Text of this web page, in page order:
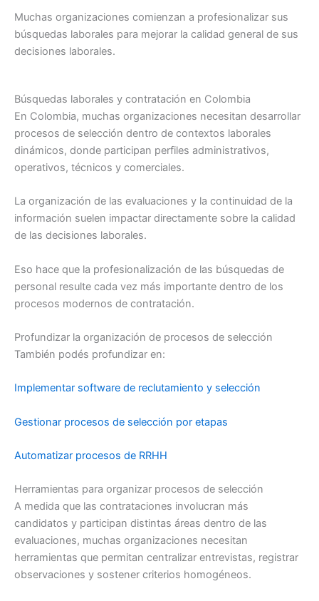
Muchas organizaciones comienzan a profesionalizar sus
búsquedas laborales para mejorar la calidad general de sus
decisiones laborales.
Búsquedas laborales y contratación en Colombia
En Colombia, muchas organizaciones necesitan desarrollar
procesos de selección dentro de contextos laborales
dinámicos, donde participan perfiles administrativos,
operativos, técnicos y comerciales.
La organización de las evaluaciones y la continuidad de la
información suelen impactar directamente sobre la calidad
de las decisiones laborales.
Eso hace que la profesionalización de las búsquedas de
personal resulte cada vez más importante dentro de los
procesos modernos de contratación.
Profundizar la organización de procesos de selección
También podés profundizar en:
Implementar software de reclutamiento y selección
Gestionar procesos de selección por etapas
Automatizar procesos de RRHH
Herramientas para organizar procesos de selección
A medida que las contrataciones involucran más
candidatos y participan distintas áreas dentro de las
evaluaciones, muchas organizaciones necesitan
herramientas que permitan centralizar entrevistas, registrar
observaciones y sostener criterios homogéneos.